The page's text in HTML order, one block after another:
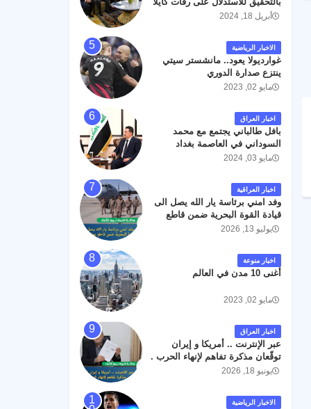
مولرأبريل 18, 2024
الاخبار الرياضية
غوارديولا يعود.. مانشستر سيتي
ينتزع صدارة الدوري
مايو 02, 2023
اخبار العراق
بافل طالباني يجتمع مع محمد
السوداني في العاصمة بغداد
مايو 03, 2024
اخبار العراقية
وفد امني برئاسة يار الله يصل الى
قيادة القوة البحرية ضمن قاطع
عمليات البصرة .
يوليو 13, 2026
اخبار منوعة
أغنى 10 مدن في العالم
مايو 02, 2023
اخبار العراق
عبر الإنترنت .. أمريكا و إيران
توقّعان مذكرة تفاهم لإنهاء الحرب .
يونيو 18, 2026
الاخبار الرياضية